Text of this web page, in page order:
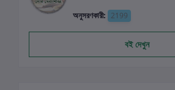
অনুসরণকারী: 2199
বই দেখুন